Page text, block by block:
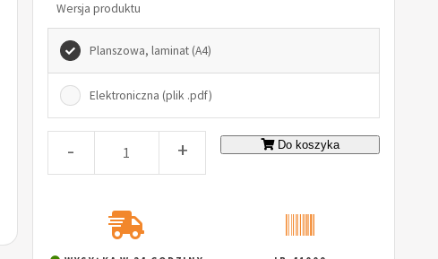
Wersja produktu
Planszowa, laminat (A4)
Elektroniczna (plik .pdf)
- + Do koszyka